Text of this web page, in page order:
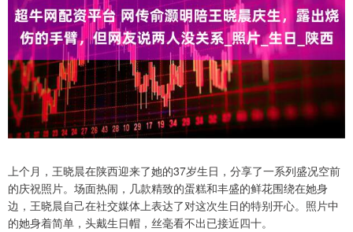
上个月，王晓晨在陕西迎来了她的37岁生日，分享了一系列盛况空前
的庆祝照片。场面热闹，几款精致的蛋糕和丰盛的鲜花围绕在她身
边，王晓晨自己在社交媒体上表达了对这次生日的特别开心。照片中
的她身着简单，头戴生日帽，丝毫看不出已接近四十。